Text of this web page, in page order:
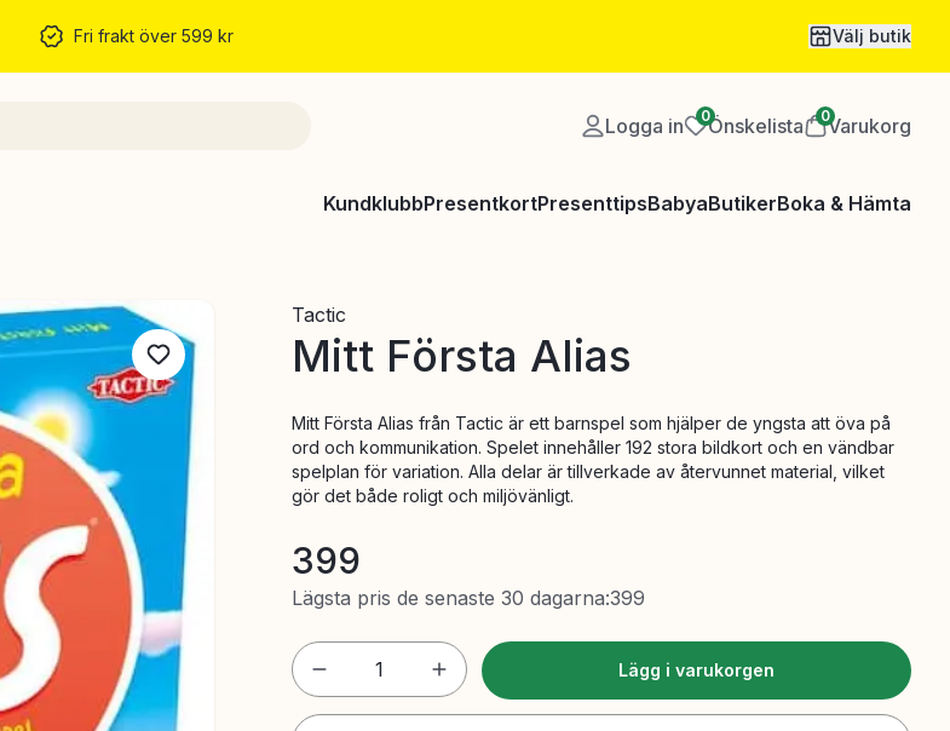
Fri frakt över 599 kr Välj butik
Logga in 0Önskelista 0Varukorg
KundklubbPresentkortPresenttipsBabyaButikerBoka & Hämta
Tactic
Mitt Första Alias
Mitt Första Alias från Tactic är ett barnspel som hjälper de yngsta att öva på
ord och kommunikation. Spelet innehåller 192 stora bildkort och en vändbar
spelplan för variation. Alla delar är tillverkade av återvunnet material, vilket
gör det både roligt och miljövänligt.
399
Lägsta pris de senaste 30 dagarna:399
1 Lägg i varukorgen